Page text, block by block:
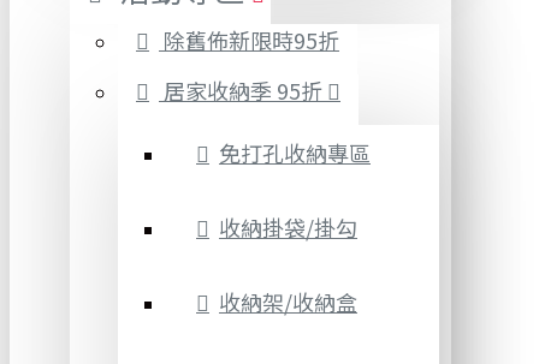
除舊佈新限時95折
居家收納季 95折
免打孔收納專區
收納掛袋/掛勾
收納架/收納盒